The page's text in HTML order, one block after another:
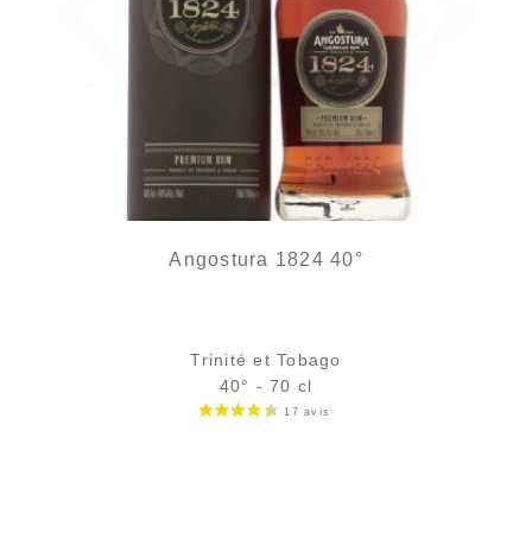
Angostura 1824 40°
Trinité et Tobago
40° - 70 cl